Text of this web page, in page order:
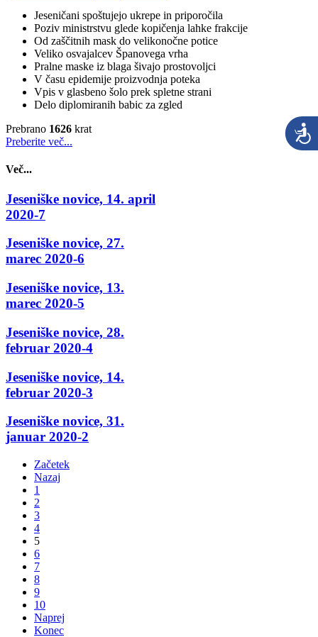
Jeseničani spoštujejo ukrepe in priporočila
Poziv ministrstvu glede kopičenja lahke frakcije
Od zaščitnih mask do velikonočne potice
Veliko osvajalcev Španovega vrha
Pralne maske iz blaga šivajo prostovoljci
V času epidemije proizvodnja poteka
Vpis v glasbeno šolo prek spletne strani
Delo diplomiranih babic za zgled
Prebrano 1626 krat
Preberite več...
Več...
Jeseniške novice, 14. april
2020-7
Jeseniške novice, 27.
marec 2020-6
Jeseniške novice, 13.
marec 2020-5
Jeseniške novice, 28.
februar 2020-4
Jeseniške novice, 14.
februar 2020-3
Jeseniške novice, 31.
januar 2020-2
Začetek
Nazaj
1
2
3
4
5
6
7
8
9
10
Naprej
Konec